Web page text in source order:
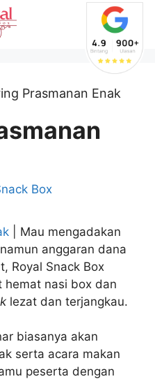
Prasmanan Enak
Box
| Mau mengadakan
anggaran dana
Royal Snack Box
hemat nasi box dan
lezat dan terjangkau.
biasanya akan
serta acara makan
peserta dengan